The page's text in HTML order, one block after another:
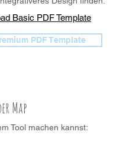
Basic PDF Template
PDF Template
Map
Tool machen kannst: